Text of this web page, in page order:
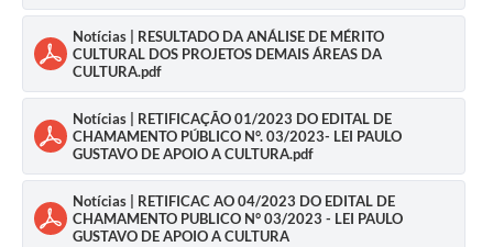
Notícias | RESULTADO DA ANÁLISE DE MÉRITO
CULTURAL DOS PROJETOS DEMAIS ÁREAS DA
CULTURA.pdf
Notícias | RETIFICAÇÃO 01/2023 DO EDITAL DE
CHAMAMENTO PÚBLICO N°. 03/2023- LEI PAULO
GUSTAVO DE APOIO A CULTURA.pdf
Notícias | RETIFICAC AO 04/2023 DO EDITAL DE
CHAMAMENTO PUBLICO N° 03/2023 - LEI PAULO
GUSTAVO DE APOIO A CULTURA